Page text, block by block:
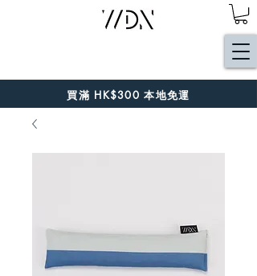
買滿 HK$300 本地免運